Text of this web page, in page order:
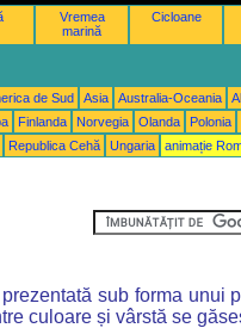
Vremea
marină
Cicloane
de Sud Asia Australia-Oceania
Finlanda Norvegia Olanda
Polonia
Republica Cehă Ungaria animație
sub forma unui
culoare și vârstă se